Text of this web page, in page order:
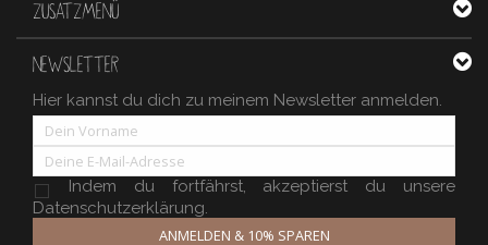
ZUSATZMENÜ
NEWSLETTER
Hier kannst du dich zu meinem Newsletter anmelden.
Indem du fortfährst, akzeptierst du unsere
Datenschutzerklärung.
ANMELDEN & 10% SPAREN